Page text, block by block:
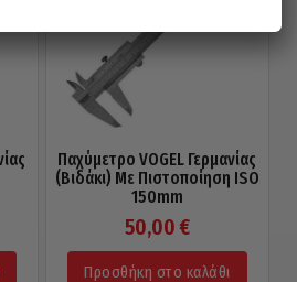
Παχύμετρο VOGEL Γερμανίας
(Βιδάκι) Με Πιστοποίηση ISO
150mm
50,00 €
Προσθήκη στο καλάθι